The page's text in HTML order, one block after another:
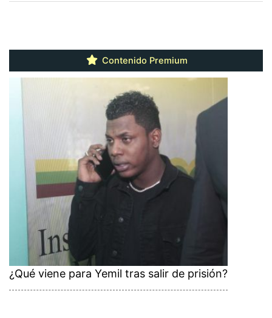
Contenido Premium
¿Qué viene para Yemil tras salir de prisión?